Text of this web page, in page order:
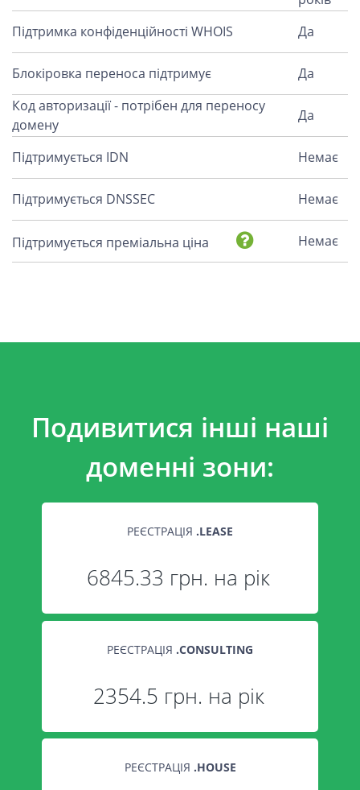
Підтримка конфіденційності WHOIS
Да
Блокіровка переноса підтримує
Да
Код авторизації - потрібен для переносу
домену
Да
Підтримується IDN Немає
Підтримується DNSSEC Немає
Підтримується преміальна ціна Немає
Подивитися інші наші
доменні зони:
РЕЄСТРАЦІЯ .LEASE
6845.33 грн. на рік
РЕЄСТРАЦІЯ .CONSULTING
2354.5 грн. на рік
РЕЄСТРАЦІЯ .HOUSE